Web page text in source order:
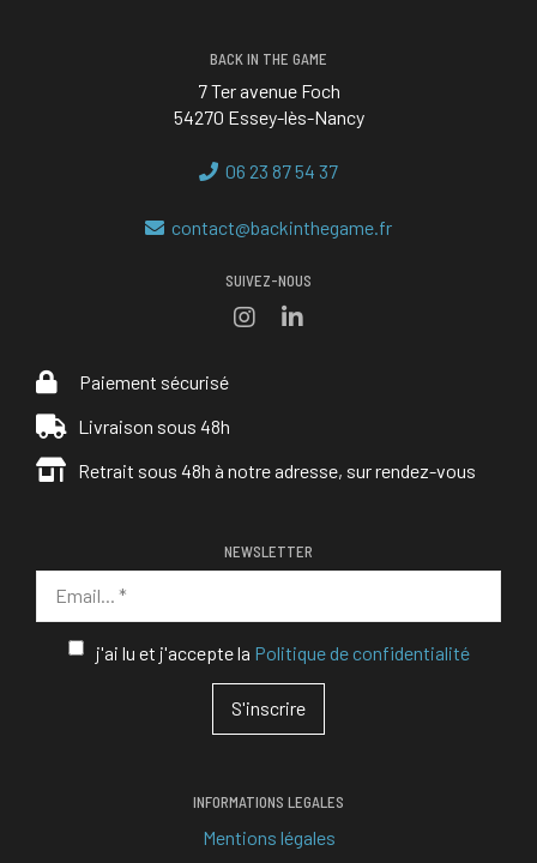
BACK IN THE GAME
7 Ter avenue Foch
54270 Essey-lès-Nancy
06 23 87 54 37
contact@backinthegame.fr
SUIVEZ-NOUS
Paiement sécurisé
Livraison sous 48h
Retrait sous 48h à notre adresse, sur rendez-vous
NEWSLETTER
j'ai lu et j'accepte la Politique de confidentialité
INFORMATIONS LEGALES
Mentions légales